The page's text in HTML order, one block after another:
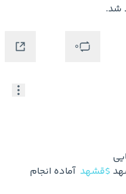
شد.
0
$قشهد